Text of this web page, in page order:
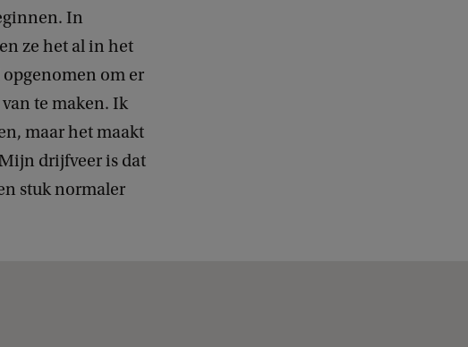
In
ze het al in het
om er
te maken. Ik
maar het maakt
drijfveer is dat
stuk normaler